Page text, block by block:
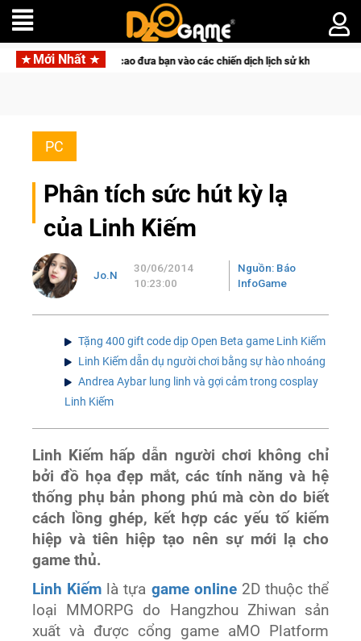
Mới Nhất
đưa bạn vào các chiến dịch lịch sử khốc liệt Trial Xtreme
PC
Phân tích sức hút kỳ lạ
của Linh Kiếm
Jo.N
30/06/2014
10:23:00
Nguồn: Báo
InfoGame
Tặng 400 gift code dịp Open Beta game Linh Kiếm
Linh Kiếm dẫn dụ người chơi bằng sự hào nhoáng
Andrea Aybar lung linh và gợi cảm trong cosplay
Linh Kiếm
Linh Kiếm hấp dẫn người chơi không chỉ
bởi đồ họa đẹp mắt, các tính năng và hệ
thống phụ bản phong phú mà còn do biết
cách lồng ghép, kết hợp các yếu tố kiếm
hiệp và tiên hiệp tạo nên sự mới lạ cho
game thủ.
Linh Kiếm là tựa game online2D thuộc thể
loại MMORPG do Hangzhou Zhiwan sản
xuất và được cổng game aMO Platform